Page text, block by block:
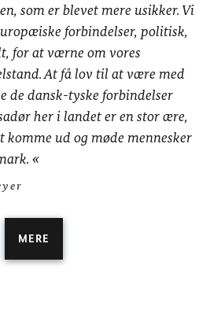
som er blevet mere usikker. Vi
forbindelser, politisk,
for at værne om vores
At få lov til at være med
de dansk-tyske forbindelser
her i landet er en stor ære,
ud og møde mennesker
MERE